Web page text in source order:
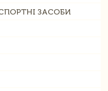
ЗАСОБИ